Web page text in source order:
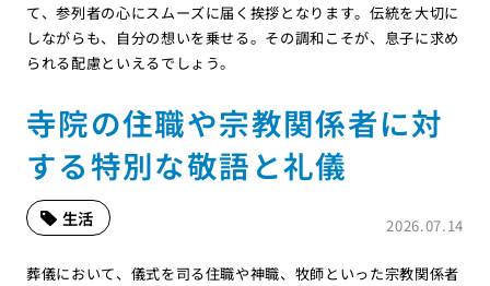
て、参列者の心にスムーズに届く挨拶となります。伝統を大切に
しながらも、自分の想いを乗せる。その調和こそが、息子に求め
られる配慮といえるでしょう。
寺院の住職や宗教関係者に対
する特別な敬語と礼儀
2026.07.14
生活
葬儀において、儀式を司る住職や神職、牧師といった宗教関係者